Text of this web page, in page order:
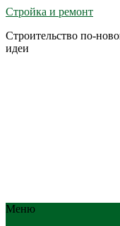
Стройка и ремонт
Строительство по-
идеи
Меню